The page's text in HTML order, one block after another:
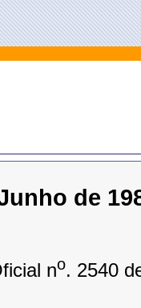
de
no. 2540